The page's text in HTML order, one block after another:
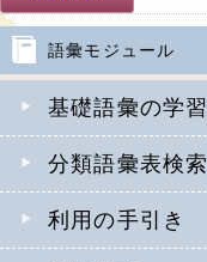
語彙モジュール
基礎語彙の学習
分類語彙表検索
利用の手引き